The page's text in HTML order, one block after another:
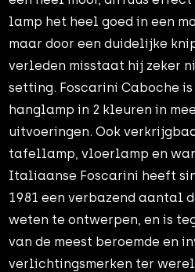
lamp het heel goed in een
maar door een duidelijke
verleden misstaat hij zeker
setting. Foscarini Caboche
hanglamp in 2 kleuren in
uitvoeringen. Ook
tafellamp, vloerlamp en
Italiaanse Foscarini heeft
1981 een verbazend aantal
weten te ontwerpen, en is
van de meest beroemde en
verlichtingsmerken ter